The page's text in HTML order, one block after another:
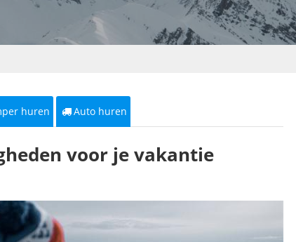
huren Auto huren
voor je vakantie